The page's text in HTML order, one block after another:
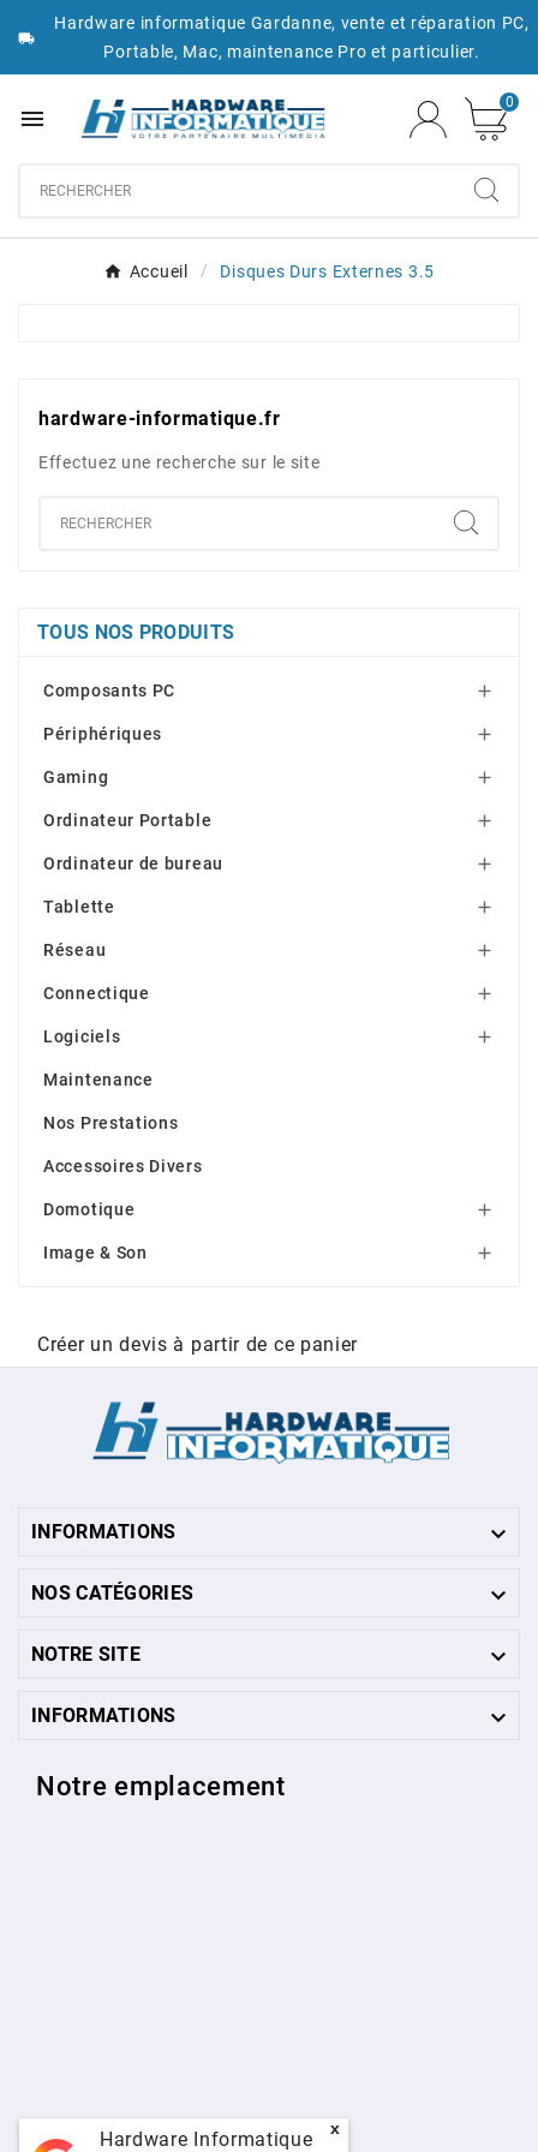

Hardware informatique Gardanne, vente et réparation PC,
Portable, Mac, maintenance Pro et particulier.

0
Accueil Disques Durs Externes 3.5
hardware-informatique.fr
Effectuez une recherche sur le site
TOUS NOS PRODUITS
Composants PC 
Périphériques 
Gaming 
Ordinateur Portable 
Ordinateur de bureau 
Tablette 
Réseau 
Connectique 
Logiciels 
Maintenance
Nos Prestations
Accessoires Divers
Domotique 
Image & Son 
Créer un devis à partir de ce panier
INFORMATIONS 
NOS CATÉGORIES 
NOTRE SITE 
INFORMATIONS 
Notre emplacement
Hardware Informatique x